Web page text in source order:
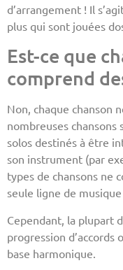
d’arrangement ! Il
plus qui sont jouées
Est-ce que
comprend
Non, chaque chanson
nombreuses
solos destinés à être
son instrument (par
types de chansons ne
seule ligne de
Cependant, la plupart
progression
base harmonique.